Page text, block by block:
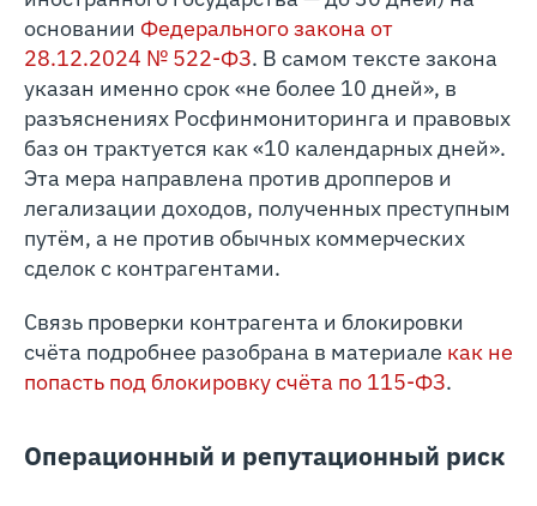
основании Федерального закона от
28.12.2024 № 522‑ФЗ. В самом тексте закона
указан именно срок «не более 10 дней», в
разъяснениях Росфинмониторинга и правовых
баз он трактуется как «10 календарных дней».
Эта мера направлена против дропперов и
легализации доходов, полученных преступным
путём, а не против обычных коммерческих
сделок с контрагентами.
Связь проверки контрагента и блокировки
счёта подробнее разобрана в материале как не
попасть под блокировку счёта по 115-ФЗ.
Операционный и репутационный риск